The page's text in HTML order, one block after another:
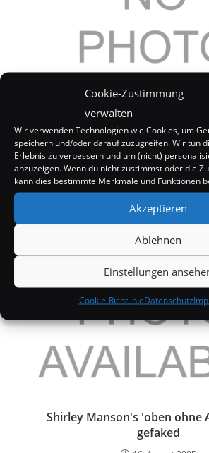
Cookie-Zustimmung
verwalten
Wir verwenden Technologien wie Cookies, um
speichern und/oder darauf zuzugreifen. Wir tun
Erlebnis zu verbessern und um (nicht)
anzuzeigen. Wenn du nicht zustimmst oder die
kann dies bestimmte Merkmale und Funktionen
Akzeptieren
Ablehnen
Einstellungen
Cookie-RichtlinieDatenschutz
Kylie Minogue: Karten für
ausverkauft
23. Juli 2006
Shirley Manson's 'oben
gefaked